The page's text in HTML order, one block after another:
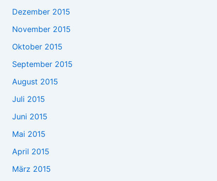
Dezember 2015
November 2015
Oktober 2015
September 2015
August 2015
Juli 2015
Juni 2015
Mai 2015
April 2015
März 2015